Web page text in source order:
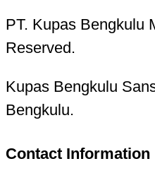
PT. Kupas Bengkulu
Reserved.
Kupas Bengkulu
Bengkulu.
Contact Information